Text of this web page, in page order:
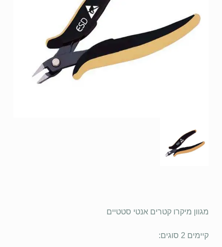
מגוון מיקרו קטרים אנטי סטטיים
קיימים 2 סוגים: